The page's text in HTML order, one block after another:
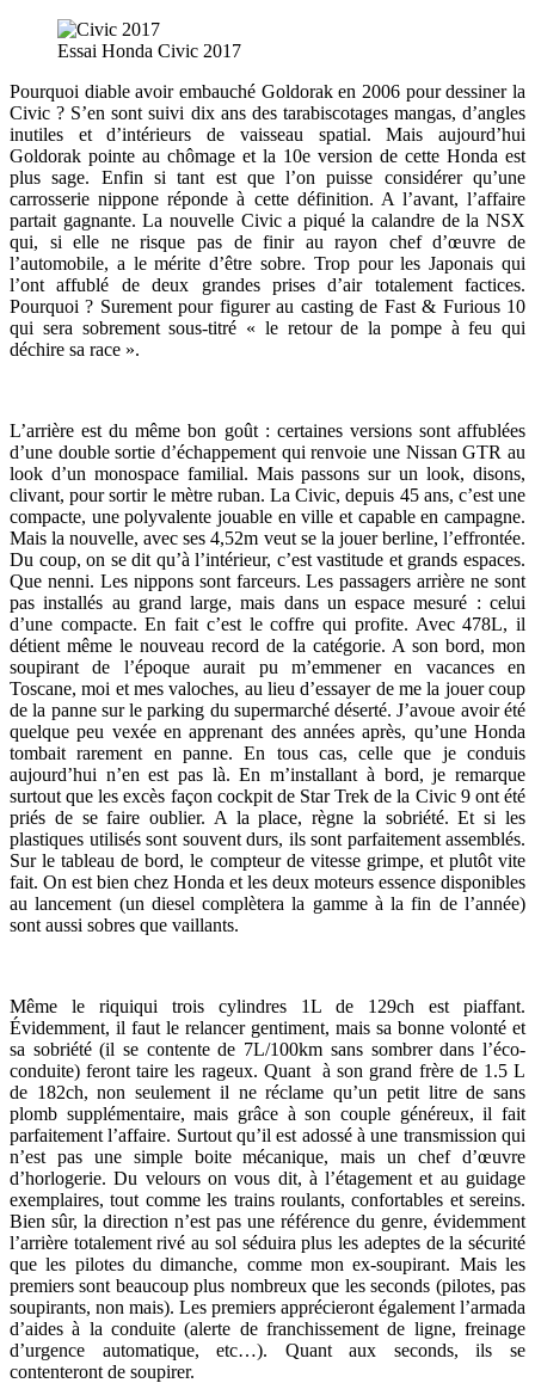
Essai Honda Civic 2017
Pourquoi diable avoir embauché Goldorak en 2006 pour dessiner la
Civic ? S’en sont suivi dix ans des tarabiscotages mangas, d’angles
inutiles et d’intérieurs de vaisseau spatial. Mais aujourd’hui
Goldorak pointe au chômage et la 10e version de cette Honda est
plus sage. Enfin si tant est que l’on puisse considérer qu’une
carrosserie nippone réponde à cette définition. A l’avant, l’affaire
partait gagnante. La nouvelle Civic a piqué la calandre de la NSX
qui, si elle ne risque pas de finir au rayon chef d’œuvre de
l’automobile, a le mérite d’être sobre. Trop pour les Japonais qui
l’ont affublé de deux grandes prises d’air totalement factices.
Pourquoi ? Surement pour figurer au casting de Fast & Furious 10
qui sera sobrement sous-titré « le retour de la pompe à feu qui
déchire sa race ».
L’arrière est du même bon goût : certaines versions sont affublées
d’une double sortie d’échappement qui renvoie une Nissan GTR au
look d’un monospace familial. Mais passons sur un look, disons,
clivant, pour sortir le mètre ruban. La Civic, depuis 45 ans, c’est une
compacte, une polyvalente jouable en ville et capable en campagne.
Mais la nouvelle, avec ses 4,52m veut se la jouer berline, l’effrontée.
Du coup, on se dit qu’à l’intérieur, c’est vastitude et grands espaces.
Que nenni. Les nippons sont farceurs. Les passagers arrière ne sont
pas installés au grand large, mais dans un espace mesuré : celui
d’une compacte. En fait c’est le coffre qui profite. Avec 478L, il
détient même le nouveau record de la catégorie. A son bord, mon
soupirant de l’époque aurait pu m’emmener en vacances en
Toscane, moi et mes valoches, au lieu d’essayer de me la jouer coup
de la panne sur le parking du supermarché déserté. J’avoue avoir été
quelque peu vexée en apprenant des années après, qu’une Honda
tombait rarement en panne. En tous cas, celle que je conduis
aujourd’hui n’en est pas là. En m’installant à bord, je remarque
surtout que les excès façon cockpit de Star Trek de la Civic 9 ont été
priés de se faire oublier. A la place, règne la sobriété. Et si les
plastiques utilisés sont souvent durs, ils sont parfaitement assemblés.
Sur le tableau de bord, le compteur de vitesse grimpe, et plutôt vite
fait. On est bien chez Honda et les deux moteurs essence disponibles
au lancement (un diesel complètera la gamme à la fin de l’année)
sont aussi sobres que vaillants.
Même le riquiqui trois cylindres 1L de 129ch est piaffant.
Évidemment, il faut le relancer gentiment, mais sa bonne volonté et
sa sobriété (il se contente de 7L/100km sans sombrer dans l’éco-
conduite) feront taire les rageux. Quant à son grand frère de 1.5 L
de 182ch, non seulement il ne réclame qu’un petit litre de sans
plomb supplémentaire, mais grâce à son couple généreux, il fait
parfaitement l’affaire. Surtout qu’il est adossé à une transmission qui
n’est pas une simple boite mécanique, mais un chef d’œuvre
d’horlogerie. Du velours on vous dit, à l’étagement et au guidage
exemplaires, tout comme les trains roulants, confortables et sereins.
Bien sûr, la direction n’est pas une référence du genre, évidemment
l’arrière totalement rivé au sol séduira plus les adeptes de la sécurité
que les pilotes du dimanche, comme mon ex-soupirant. Mais les
premiers sont beaucoup plus nombreux que les seconds (pilotes, pas
soupirants, non mais). Les premiers apprécieront également l’armada
d’aides à la conduite (alerte de franchissement de ligne, freinage
d’urgence automatique, etc…). Quant aux seconds, ils se
contenteront de soupirer.